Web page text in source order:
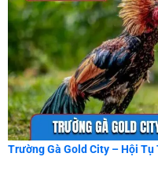
Trường Gà Gold City – Hội Tụ